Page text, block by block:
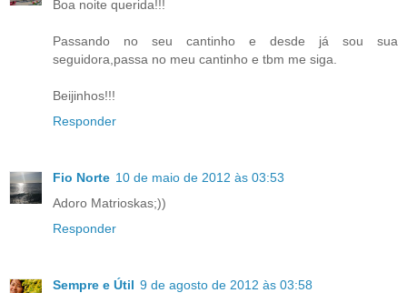
Boa noite querida!!!
Passando no seu cantinho e desde já sou sua
seguidora,passa no meu cantinho e tbm me siga.
Beijinhos!!!
Responder
Fio Norte 10 de maio de 2012 às 03:53
Adoro Matrioskas;))
Responder
Sempre e Útil 9 de agosto de 2012 às 03:58